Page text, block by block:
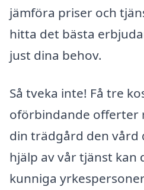
jämföra priser och
hitta det bästa
just dina behov.
Så tveka inte! Få tre
oförbindande offerter
din trädgård den vård
hjälp av vår tjänst kan
kunniga